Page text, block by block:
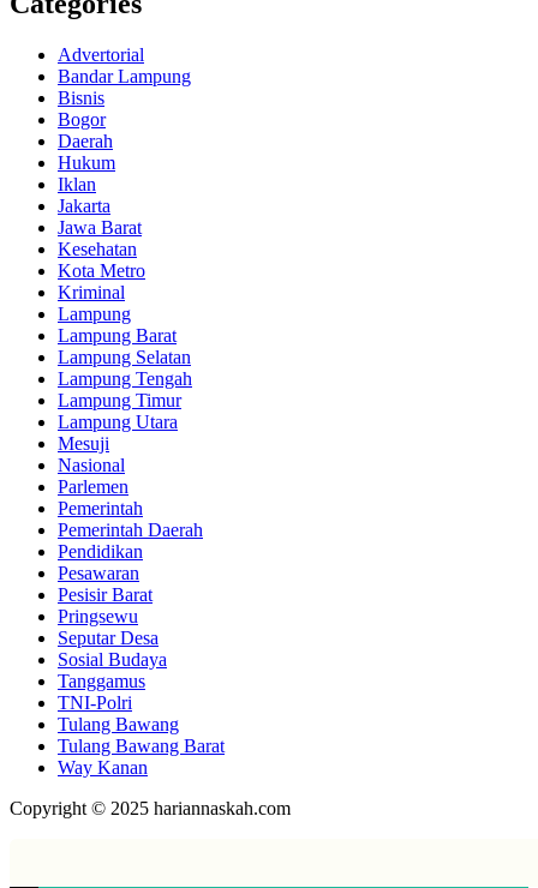
Advertorial
Bandar Lampung
Bisnis
Bogor
Daerah
Hukum
Iklan
Jakarta
Jawa Barat
Kesehatan
Kota Metro
Kriminal
Lampung
Lampung Barat
Lampung Selatan
Lampung Tengah
Lampung Timur
Lampung Utara
Mesuji
Nasional
Parlemen
Pemerintah
Pemerintah Daerah
Pendidikan
Pesawaran
Pesisir Barat
Pringsewu
Seputar Desa
Sosial Budaya
Tanggamus
TNI-Polri
Tulang Bawang
Tulang Bawang Barat
Way Kanan
Copyright © 2025 hariannaskah.com